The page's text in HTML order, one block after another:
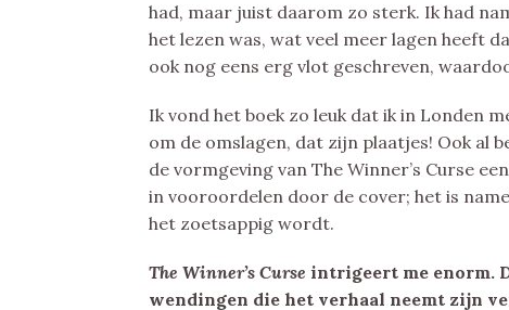
had, maar juist daarom zo sterk. Ik had
het lezen was, wat veel meer lagen heeft
ook nog eens erg vlot geschreven,
Ik vond het boek zo leuk dat ik in Londen
om de omslagen, dat zijn plaatjes! Ook al
de vormgeving van The Winner’s Curse
in vooroordelen door de cover; het is
het zoetsappig wordt.
The Winner’s Curse intrigeert me enorm.
wendingen die het verhaal neemt zijn